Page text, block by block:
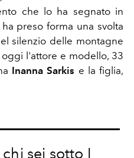
che lo ha segnato in
preso forma una svolta
silenzio delle montagne
l'attore e modello, 33
Inanna Sarkis e la figlia,
sei sotto I